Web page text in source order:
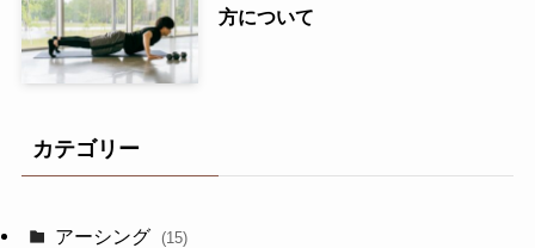
方について
カテゴリー
アーシング (15)